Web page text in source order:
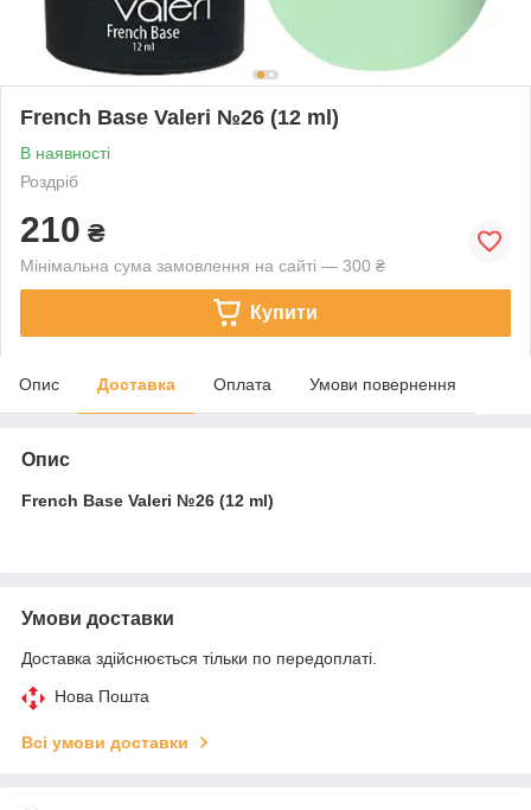
French Base Valeri №26 (12 ml)
В наявності
Роздріб
210 ₴
Мінімальна сума замовлення на сайті — 300 ₴
Купити
Опис Доставка Оплата Умови повернення
Опис
French Base Valeri №26 (12 ml)
Умови доставки
Доставка здійснюється тільки по передоплаті.
Нова Пошта
Всі умови доставки